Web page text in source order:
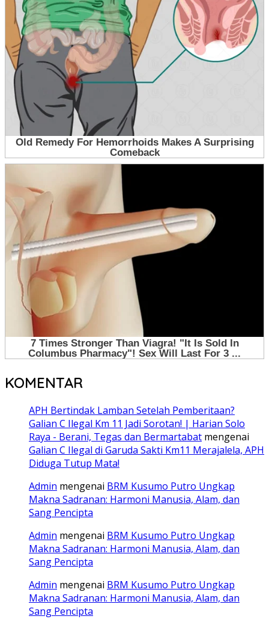
KOMENTAR
APH Bertindak Lamban Setelah Pemberitaan?
Galian C Ilegal Km 11 Jadi Sorotan! | Harian Solo
Raya - Berani, Tegas dan Bermartabat mengenai
Galian C Ilegal di Garuda Sakti Km11 Merajalela, APH
Diduga Tutup Mata!
Admin mengenai BRM Kusumo Putro Ungkap
Makna Sadranan: Harmoni Manusia, Alam, dan
Sang Pencipta
Admin mengenai BRM Kusumo Putro Ungkap
Makna Sadranan: Harmoni Manusia, Alam, dan
Sang Pencipta
Admin mengenai BRM Kusumo Putro Ungkap
Makna Sadranan: Harmoni Manusia, Alam, dan
Sang Pencipta